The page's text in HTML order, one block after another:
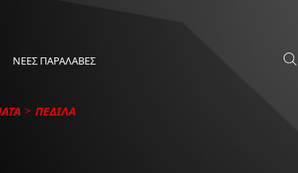
ΝΕΕΣ ΠΑΡΑΛΑΒΕΣ
ΠΕΔΙΛΑ